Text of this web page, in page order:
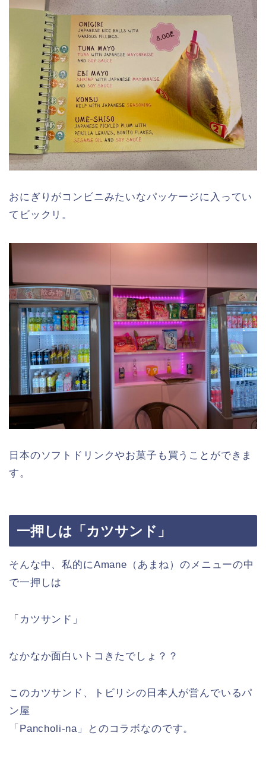
おにぎりがコンビニみたいなパッケージに入ってい
てビックリ。
日本のソフトドリンクやお菓子も買うことができま
す。
一押しは「カツサンド」
そんな中、私的にAmane（あまね）のメニューの中
で一押しは
「カツサンド」
なかなか面白いトコきたでしょ？？
このカツサンド、トビリシの日本人が営んでいるパ
ン屋
「Pancholi-na」とのコラボなのです。